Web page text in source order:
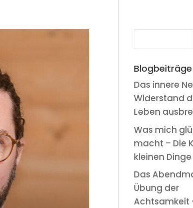
Blogbeiträge
Das innere
Widerstand
Leben
Was mich
macht – Die
kleinen Dinge
Das
Übung der
Achtsamkeit